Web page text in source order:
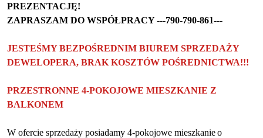
PREZENTACJĘ!
ZAPRASZAM DO WSPÓŁPRACY ---790-790-861---
JESTEŚMY BEZPOŚREDNIM BIUREM SPRZEDAŻY
DEWELOPERA, BRAK KOSZTÓW POŚREDNICTWA!!!
PRZESTRONNE 4-POKOJOWE MIESZKANIE Z
BALKONEM
W ofercie sprzedaży posiadamy 4-pokojowe mieszkanieo